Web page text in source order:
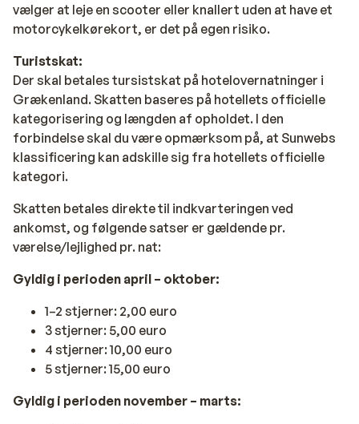
vælger at leje en scooter eller knallert uden at have et
motorcykelkørekort, er det på egen risiko.
Turistskat:
Der skal betales tursistskat på hotelovernatninger i
Grækenland. Skatten baseres på hotellets officielle
kategorisering og længden af opholdet. I den
forbindelse skal du være opmærksom på, at Sunwebs
klassificering kan adskille sig fra hotellets officielle
kategori.
Skatten betales direkte til indkvarteringen ved
ankomst, og følgende satser er gældende pr.
værelse/lejlighed pr. nat:
Gyldig i perioden april – oktober:
1–2 stjerner: 2,00 euro
3 stjerner: 5,00 euro
4 stjerner: 10,00 euro
5 stjerner: 15,00 euro
Gyldig i perioden november – marts: